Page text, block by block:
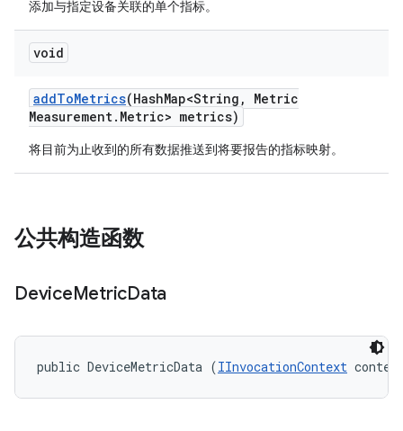
添加与指定设备关联的单个指标。
void
addToMetrics(HashMap<String ,
Metric
Measurement. Metric> metrics)
将目前为止收到的所有数据推送到将要报告的指标映射。
公共构造函数
DeviceMetricData
public DeviceMetricData (IInvocationContext